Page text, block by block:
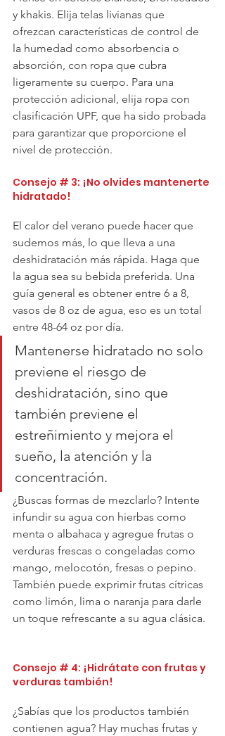
y khakis. Elija telas livianas que
ofrezcan características de control de
la humedad como absorbencia o
absorción, con ropa que cubra
ligeramente su cuerpo. Para una
protección adicional, elija ropa con
clasificación UPF, que ha sido probada
para garantizar que proporcione el
nivel de protección.
Consejo # 3: ¡No olvides mantenerte
hidratado!
El calor del verano puede hacer que
sudemos más, lo que lleva a una
deshidratación más rápida. Haga que
la agua sea su bebida preferida. Una
guía general es obtener entre 6 a 8,
vasos de 8 oz de agua, eso es un total
entre 48-64 oz por día.
Mantenerse hidratado no solo
previene el riesgo de
deshidratación, sino que
también previene el
estreñimiento y mejora el
sueño, la atención y la
concentración.
¿Buscas formas de mezclarlo? Intente
infundir su agua con hierbas como
menta o albahaca y agregue frutas o
verduras frescas o congeladas como
mango, melocotón, fresas o pepino.
También puede exprimir frutas cítricas
como limón, lima o naranja para darle
un toque refrescante a su agua clásica.
Consejo # 4: ¡Hidrátate con frutas y
verduras también!
¿Sabías que los productos también
contienen agua? Hay muchas frutas y